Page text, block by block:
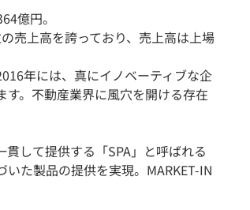
億円。
売上高を誇っており、売上高は上場
年には、真にイノベーティブな企
。不動産業界に風穴を開ける存在
して提供する「SPA」と呼ばれる
た製品の提供を実現。MARKET-IN